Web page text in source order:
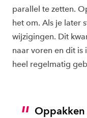
parallel te zetten.
het om. Als je later
wijzigingen. Dit
naar voren en dit is
heel regelmatig
Oppakken